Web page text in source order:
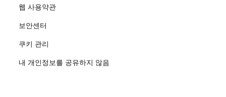
Esri 보도
GIS 딕셔너리
기업윤리강령
사이트맵
교육
인종 평등
웹 사용약관
보안센터
쿠키 관리
내 개인정보를 공유하지 않음